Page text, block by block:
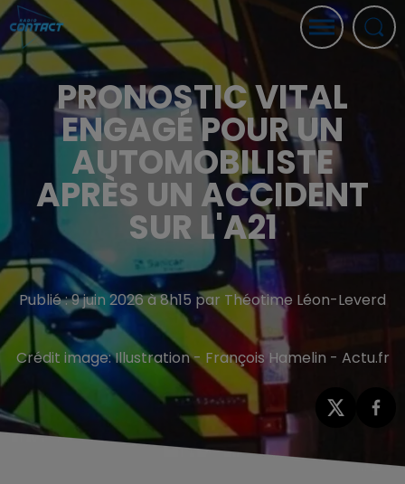
PRONOSTIC VITAL
ENGAGÉ POUR UN
AUTOMOBILISTE
APRÈS UN ACCIDENT
SUR L'A21
Publié : 9 juin 2026 à 8h15 par Théotime Léon-Leverd
Crédit image:Illustration - François Hamelin - Actu.fr